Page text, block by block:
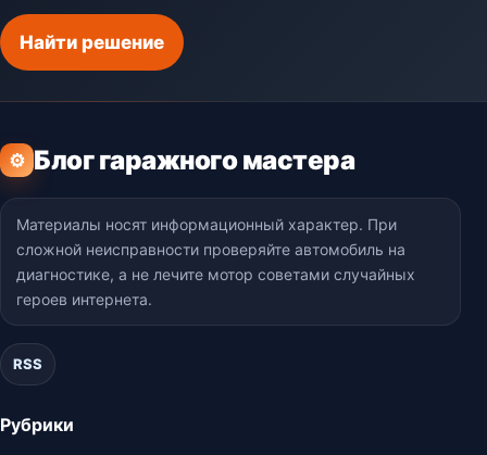
Найти решение
⚙ Блог гаражного мастера
Материалы носят информационный характер. При
сложной неисправности проверяйте автомобиль на
диагностике, а не лечите мотор советами случайных
героев интернета.
RSS
Рубрики